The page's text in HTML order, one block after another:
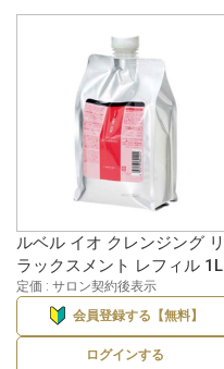
ルベル イオ クレンジング リ
ラックスメント レフィル 1L
定価 : サロン契約後表示
会員登録する【無料】
ログインする